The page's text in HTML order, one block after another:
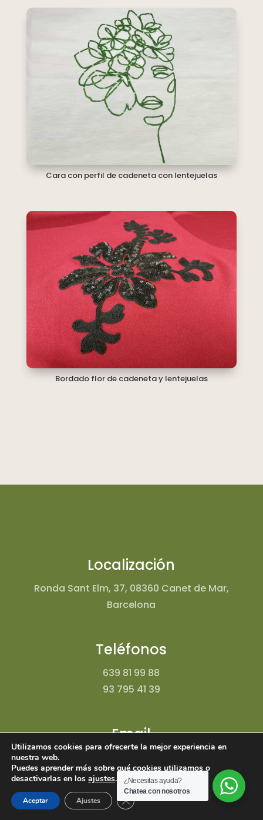
Cara con perfil de cadeneta con lentejuelas
Bordado flor de cadeneta y lentejuelas
Localización
Ronda Sant Elm, 37, 08360 Canet de Mar,
Barcelona
Teléfonos
639 81 99 88
93 795 41 39
Email
Utilizamos cookies para ofrecerte la mejor experiencia en
nuestra web.
Puedes aprender más sobre qué cookies utilizamos o
desactivarlas en los ajustes.
Aceptar Ajustes Cerrar el banner de cookies RGPD
¿Necesitas ayuda?
Chatea con nosotros